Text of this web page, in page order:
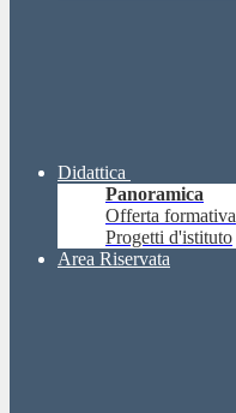
Didattica
Panoramica
Offerta formativa
Progetti d'istituto
Area Riservata